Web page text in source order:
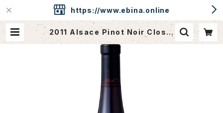
https://www.ebina.online
2011 Alsace Pinot Noir Clos d
e la Faille / Dm. Albert Mann |
ebina.online / CAVEdeEBINA